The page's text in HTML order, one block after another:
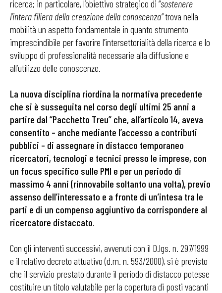
ricerca; in particolare, l’obiettivo strategico di “sostenere
l’intera filiera della creazione della conoscenza”trova nella
mobilità un aspetto fondamentale in quanto strumento
imprescindibile per favorire l’intersettorialità della ricerca e lo
sviluppo di professionalità necessarie alla diffusione e
all’utilizzo delle conoscenze.
La nuova disciplina riordina la normativa precedente
che si è susseguita nel corso degli ultimi 25 anni a
partire dal “Pacchetto Treu” che, all’articolo 14, aveva
consentito – anche mediante l’accesso a contributi
pubblici – di assegnare in distacco temporaneo
ricercatori, tecnologi e tecnici presso le imprese, con
un focus specifico sulle PMI e per un periodo di
massimo 4 anni (rinnovabile soltanto una volta), previo
assenso dell’interessato e a fronte di un’intesa tra le
parti e di un compenso aggiuntivo da corrispondere al
ricercatore distaccato.
Con gli interventi successivi, avvenuti con il D.lgs. n. 297/1999
e il relativo decreto attuativo (d.m. n. 593/2000), si è previsto
che il servizio prestato durante il periodo di distacco potesse
costituire un titolo valutabile per la copertura di posti vacanti